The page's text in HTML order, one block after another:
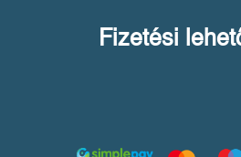
Fizetési